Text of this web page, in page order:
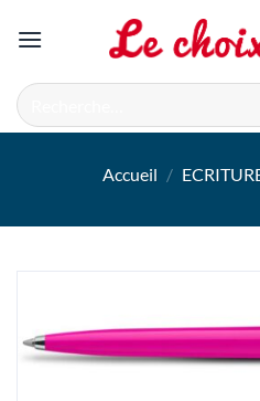
Recherche
pour :
Accueil /